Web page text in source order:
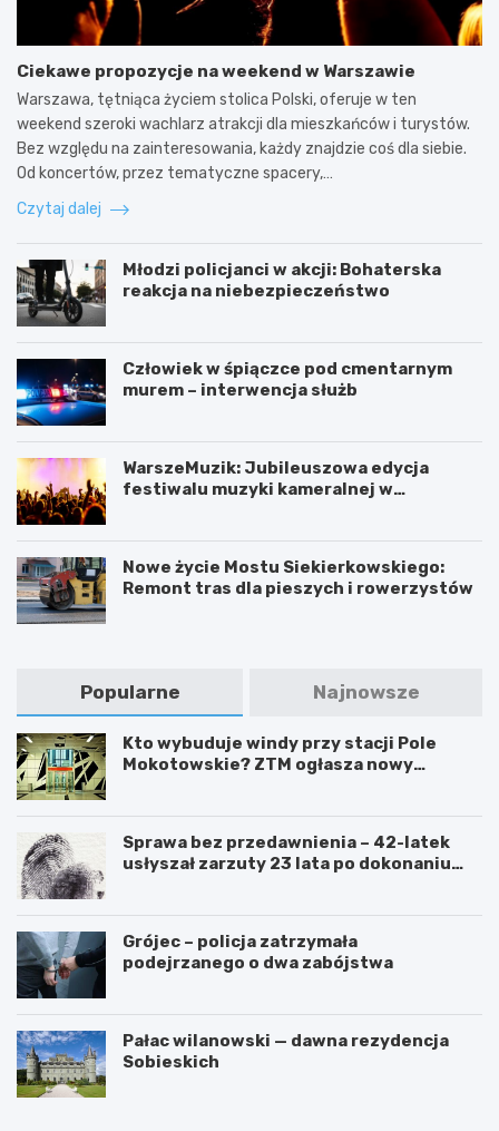
Ciekawe propozycje na weekend w Warszawie
Warszawa, tętniąca życiem stolica Polski, oferuje w ten
weekend szeroki wachlarz atrakcji dla mieszkańców i turystów.
Bez względu na zainteresowania, każdy znajdzie coś dla siebie.
Od koncertów, przez tematyczne spacery,…
Czytaj dalej
Młodzi policjanci w akcji: Bohaterska
reakcja na niebezpieczeństwo
Człowiek w śpiączce pod cmentarnym
murem – interwencja służb
WarszeMuzik: Jubileuszowa edycja
festiwalu muzyki kameralnej w
Nowe życie Mostu Siekierkowskiego:
Remont tras dla pieszych i rowerzystów
Popularne Najnowsze
Kto wybuduje windy przy stacji Pole
Mokotowskie? ZTM ogłasza nowy
Sprawa bez przedawnienia – 42-latek
usłyszał zarzuty 23 lata po dokonaniu
Grójec – policja zatrzymała
podejrzanego o dwa zabójstwa
Pałac wilanowski — dawna rezydencja
Sobieskich